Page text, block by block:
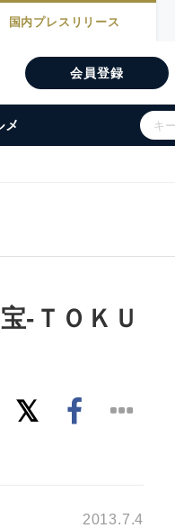
国内プレスリリース
会員登録
メ
‐ＴＯＫＵ
2013.7.4